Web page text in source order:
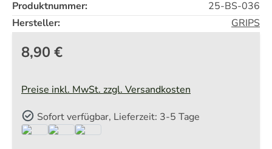
Produktnummer:
25-BS-036
Hersteller:
GRIPS
8,90 €
Preise inkl. MwSt. zzgl. Versandkosten
Sofort verfügbar, Lieferzeit: 3-5 Tage